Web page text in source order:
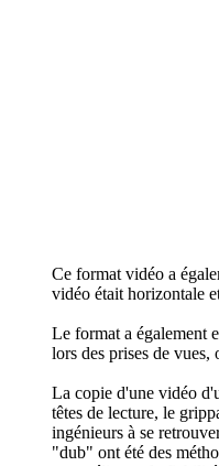
Ce format vidéo a
vidéo était horizontale
Le format a également
lors des prises de
La copie d'une vidéo
têtes de lecture, le
ingénieurs à se
"dub" ont été des